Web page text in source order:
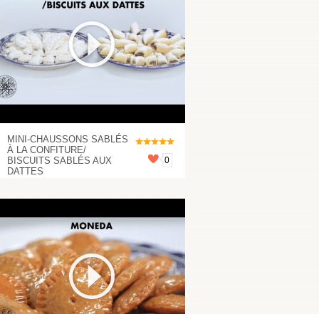
MINI-CHAUSSONS SABLÉS
À LA CONFITURE/
BISCUITS SABLÉS AUX
DATTES
0